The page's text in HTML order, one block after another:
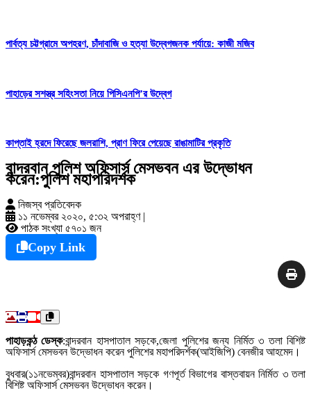
পার্বত্য চট্টগ্রামে অপহরণ, চাঁদাবাজি ও হত্যা উদ্বেগজনক পর্যায়ে: কাজী মজিব
পাহাড়ের সশস্ত্র সহিংসতা নিয়ে পিসিএনপি’র উদ্বেগ
কাপ্তাই হ্রদে ফিরেছে জলরাশি, প্রাণ ফিরে পেয়েছে রাঙামাটির প্রকৃতি
বান্দরবান পুলিশ অফিসার্স মেসভবন এর উদ্ভোধন
করেন:পুলিশ মহাপরিদর্শক
নিজস্ব প্রতিবেদক
১১ নভেম্বর ২০২০, ৫:৩২ অপরাহ্ণ |
পাঠক সংখ্যা ৫৭০১ জন
Copy Link
পাহাড়কন্ঠ ডেস্ক:বান্দরবান হাসপাতাল সড়কে,জেলা পুলিশের জন্য নির্মিত ৩ তলা বিশিষ্ট
অফিসার্স মেসভবন উদ্ভোধন করেন পুলিশের মহাপরিদর্শক(আইজিপি) বেনজীর আহমেদ।
বুধবার(১১নভেম্বর)বান্দরবান হাসপাতাল সড়কে গণপূর্ত বিভাগের বাস্তবায়ন নির্মিত ৩ তলা
বিশিষ্ট অফিসার্স মেসভবন উদ্ভোধন করেন।